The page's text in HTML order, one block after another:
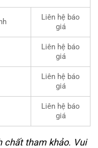
Liên hệ báo
giá
Liên hệ báo
giá
Liên hệ báo
giá
Liên hệ báo
giá
tham khảo. Vui